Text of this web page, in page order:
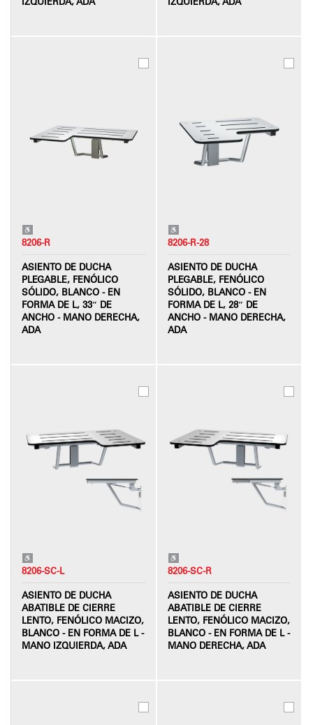
8206-R
ASIENTO DE DUCHA
PLEGABLE, FENÓLICO
SÓLIDO, BLANCO - EN
FORMA DE L, 33″ DE
ANCHO - MANO DERECHA,
ADA
8206-R-28
ASIENTO DE DUCHA
PLEGABLE, FENÓLICO
SÓLIDO, BLANCO - EN
FORMA DE L, 28″ DE
ANCHO - MANO DERECHA,
ADA
8206-SC-L
ASIENTO DE DUCHA
ABATIBLE DE CIERRE
LENTO, FENÓLICO MACIZO,
BLANCO - EN FORMA DE L -
MANO IZQUIERDA, ADA
8206-SC-R
ASIENTO DE DUCHA
ABATIBLE DE CIERRE
LENTO, FENÓLICO MACIZO,
BLANCO - EN FORMA DE L -
MANO DERECHA, ADA